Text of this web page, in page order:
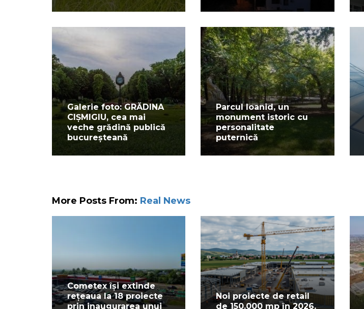
Galerie foto: GRĂDINA
CIȘMIGIU, cea mai
veche grădină publică
bucureșteană
Parcul Ioanid, un
monument istoric cu
personalitate
puternică
More Posts From: Real News
Cometex își extinde
rețeaua la 18 proiecte
prin inaugurarea unui
Noi proiecte de retail
de 150.000 mp în 2026,